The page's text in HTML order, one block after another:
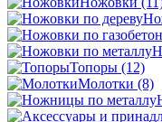
Топоры (12)
Молотки (8)